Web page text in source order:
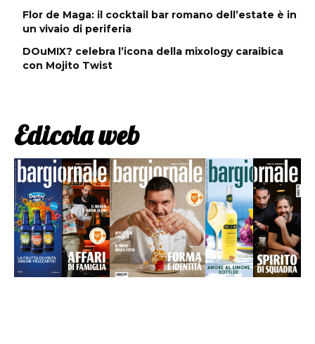
Flor de Maga: il cocktail bar romano dell’estate è in
un vivaio di periferia
DOuMIX? celebra l’icona della mixology caraibica
con Mojito Twist
Edicola web